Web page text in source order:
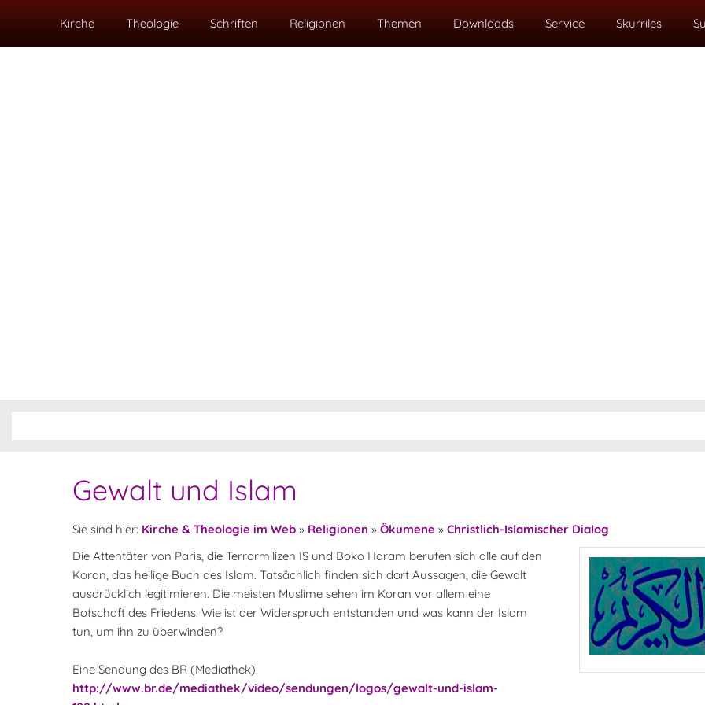
Kirche Theologie Schriften Religionen Themen Downloads Service Skurriles
Gewalt und Islam
Sie sind hier: Kirche & Theologie im Web » Religionen » Ökumene » Christlich-Islamischer Dialog
Die Attentäter von Paris, die Terrormilizen IS und Boko Haram berufen sich alle auf den
Koran, das heilige Buch des Islam. Tatsächlich finden sich dort Aussagen, die Gewalt
ausdrücklich legitimieren. Die meisten Muslime sehen im Koran vor allem eine
Botschaft des Friedens. Wie ist der Widerspruch entstanden und was kann der Islam
tun, um ihn zu überwinden?
Eine Sendung des BR (Mediathek):
http://www.br.de/mediathek/video/sendungen/logos/gewalt-und-islam-